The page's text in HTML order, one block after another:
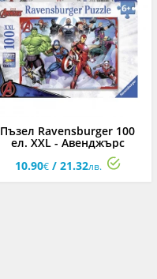
Пъзел Ravensburger 100
ел. XXL - Авенджърс
10.90€/ 21.32лв.